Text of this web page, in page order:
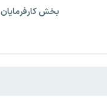
بخش کارفرمایان